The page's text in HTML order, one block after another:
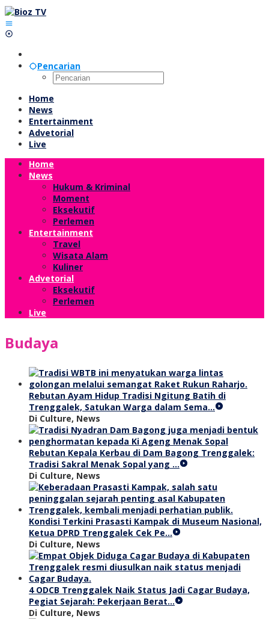
Lewati
ke
konten
Pencarian
Home
News
Entertainment
Advetorial
Live
Home
News
Hukum & Kriminal
Moment
Eksekutif
Perlemen
Entertainment
Travel
Wisata Alam
Kuliner
Advetorial
Eksekutif
Perlemen
Live
Budaya
Rebutan Ayam Hidup Tradisi Ngitung Batih di
Trenggalek, Satukan Warga dalam Sema…
Di Culture, News
Rebutan Kepala Kerbau di Dam Bagong Trenggalek:
Tradisi Sakral Menak Sopal yang …
Di Culture, News
Kondisi Terkini Prasasti Kampak di Museum Nasional,
Ketua DPRD Trenggalek Cek Pe…
Di Culture, News
4 ODCB Trenggalek Naik Status Jadi Cagar Budaya,
Pegiat Sejarah: Pekerjaan Berat…
Di Culture, News